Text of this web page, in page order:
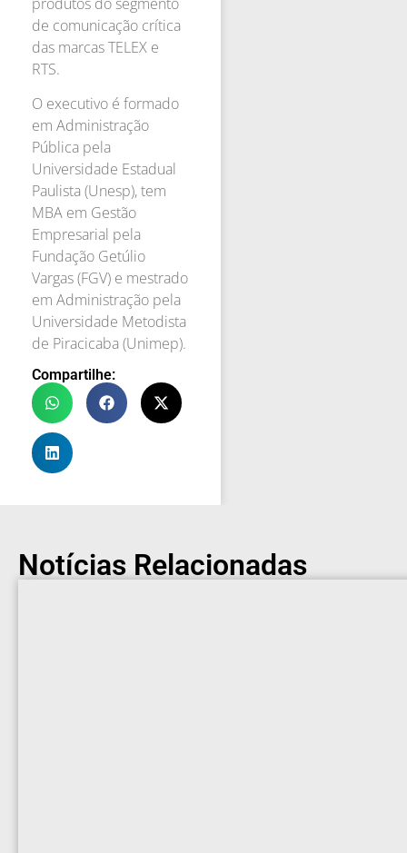
de comunicação crítica
das marcas TELEX e
RTS.
O executivo é formado
em Administração
Pública pela
Universidade Estadual
Paulista (Unesp), tem
MBA em Gestão
Empresarial pela
Fundação Getúlio
Vargas (FGV) e mestrado
em Administração pela
Universidade Metodista
de Piracicaba (Unimep).
Compartilhe:
Notícias Relacionadas